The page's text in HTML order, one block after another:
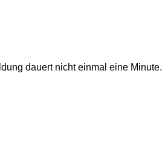
dauert nicht einmal eine Minute.